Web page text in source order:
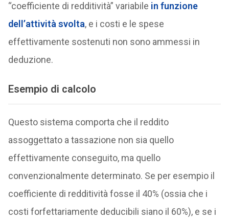
“coefficiente di redditività” variabile in funzione
dell’attività svolta, e i costi e le spese
effettivamente sostenuti non sono ammessi in
deduzione.
Esempio di calcolo
Questo sistema comporta che il reddito
assoggettato a tassazione non sia quello
effettivamente conseguito, ma quello
convenzionalmente determinato. Se per esempio il
coefficiente di redditività fosse il 40% (ossia che i
costi forfettariamente deducibili siano il 60%), e se i